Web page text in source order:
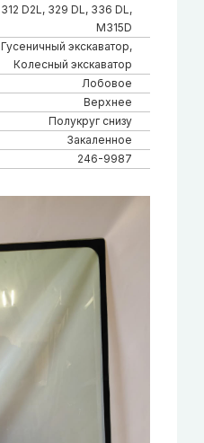
312 D2L, 329 DL, 336 DL,
M315D
Гусеничный экскаватор,
Колесный экскаватор
Лобовое
Верхнее
Полукруг снизу
Закаленное
246-9987